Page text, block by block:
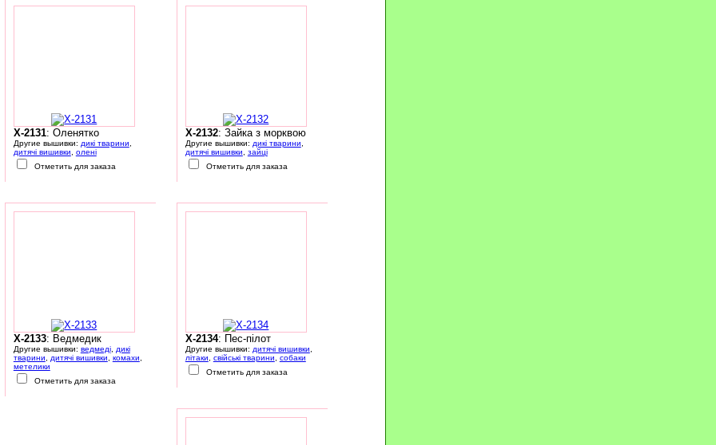
X-2131: Оленятко
Другие вышивки: дикі тварини
дитячі вишивки
олені
Отметить для заказа
X-2132: Зайка з морквою
Другие вышивки: дикі тварини
дитячі вишивки
зайці
Отметить для заказа
X-2133: Ведмедик
Другие вышивки: ведмеді,
дикі
тварини
дитячі вишивки комахи
метелики
Отметить для заказа
X-2134: Пес-пілот
Другие вышивки: дитячі вишивки
літаки
свійські тварини
собаки
Отметить для заказа